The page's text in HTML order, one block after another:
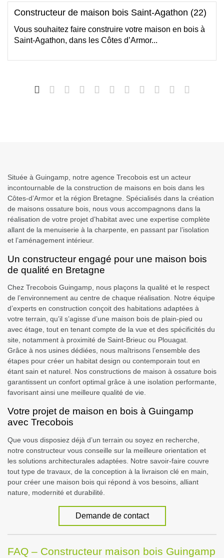
Constructeur de maison bois Saint-Agathon (22)
Vous souhaitez faire construire votre maison en bois à
Saint-Agathon, dans les Côtes d’Armor...
Située à Guingamp, notre agence Trecobois est un acteur
incontournable de la construction de maisons en bois dans les
Côtes-d’Armor et la région Bretagne . Spécialisés dans la création
de maisons ossature bois, nous vous accompagnons dans la
réalisation de votre projet d’habitat avec une expertise complète
allant de la menuiserie à la charpente, en passant par l’isolation
et l’aménagement intérieur.
Un constructeur engagé pour une maison bois
de qualité en Bretagne
Chez Trecobois Guingamp, nous plaçons la qualité et le respect
de l’environnement au centre de chaque réalisation. Notre équipe
d’experts en construction conçoit des habitations adaptées à
votre terrain, qu’il s’agisse d’une maison bois de plain-pied ou
avec étage, tout en tenant compte de la vue et des spécificités du
site, notamment à proximité de Saint-Brieuc ou Plouagat.
Grâce à nos usines dédiées, nous maîtrisons l’ensemble des
étapes pour créer un habitat design ou contemporain tout en
étant sain et naturel. Nos constructions de maison à ossature bois
garantissent un confort optimal grâce à une isolation performante,
favorisant ainsi une meilleure qualité de vie.
Votre projet de maison en bois à Guingamp
avec Trecobois
Que vous disposiez déjà d’un terrain ou soyez en recherche,
notre constructeur vous conseille sur la meilleure orientation et
les solutions architecturales adaptées. Notre savoir-faire couvre
tout type de travaux, de la conception à la livraison clé en main,
pour créer une maison bois qui répond à vos besoins, alliant
nature, modernité et durabilité.
Demande de contact
FAQ – Constructeur maison bois Guingamp